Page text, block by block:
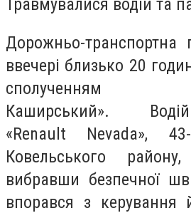
Травмувалися водій та
Дорожньо-транспортна
ввечері близько 20
сполученням
Каширський».
«Renault Nevada»,
Ковельського
вибравши безпечної
впорався з керування